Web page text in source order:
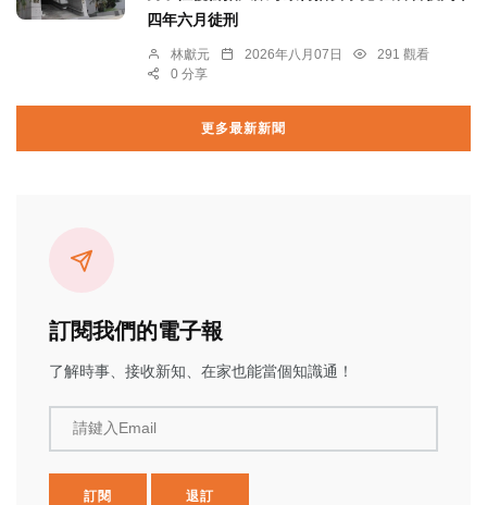
四年六月徒刑
林獻元 2026年八月07日
291 觀看
0 分享
更多最新新聞
訂閱我們的電子報
了解時事、接收新知、在家也能當個知識通！
請鍵入Email
訂閱 退訂